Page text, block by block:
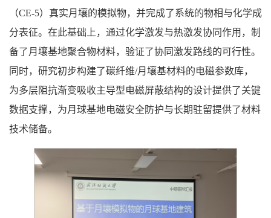
（CE-5）真实月壤的模拟物，并完成了系统的物相与化学成
分表征。在此基础上，通过化学激发与热激发协同作用，制
备了月壤基地聚合物材料，验证了协同激发路线的可行性。
同时，研究初步构建了碳纤维/月壤基材料的电磁参数库，
为多层阻抗渐变吸收主导型电磁屏蔽结构的设计提供了关键
数据支撑，为月球基地电磁安全防护与长期驻留提供了材料
技术储备。